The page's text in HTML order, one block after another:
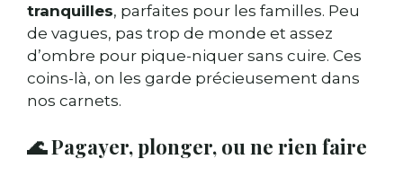
tranquilles, parfaites pour les familles. Peu
de vagues, pas trop de monde et assez
d’ombre pour pique-niquer sans cuire. Ces
coins-là, on les garde précieusement dans
nos carnets.
🌊 Pagayer, plonger, ou ne rien faire